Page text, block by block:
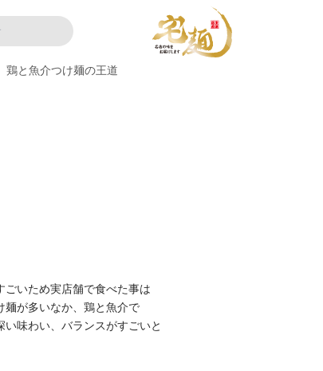
鶏と魚介つけ麺の王道
ごいため実店舗で食べた事は
麺が多いなか、鶏と魚介で
味わい、バランスがすごいと